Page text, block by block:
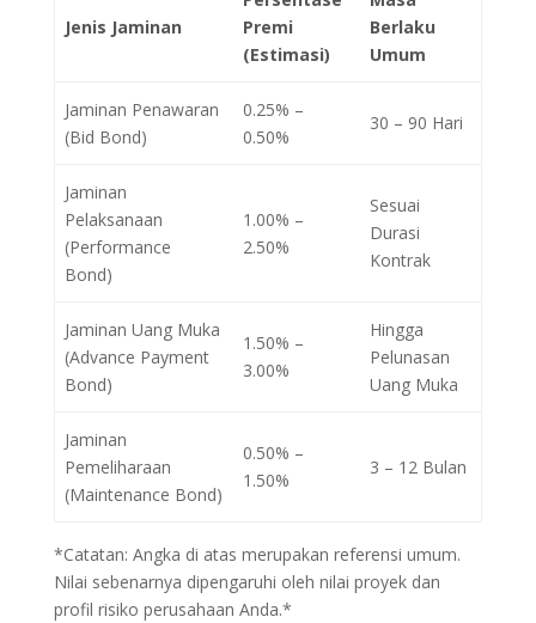
Jenis Jaminan
Premi
(Estimasi)
Berlaku
Umum
Jaminan Penawaran
(Bid Bond)
0.25% –
0.50%
30 – 90 Hari
Jaminan
Pelaksanaan
(Performance
Bond)
1.00% –
2.50%
Sesuai
Durasi
Kontrak
Jaminan Uang Muka
(Advance Payment
Bond)
1.50% –
3.00%
Hingga
Pelunasan
Uang Muka
Jaminan
Pemeliharaan
(Maintenance Bond)
0.50% –
1.50%
3 – 12 Bulan
*Catatan: Angka di atas merupakan referensi umum.
Nilai sebenarnya dipengaruhi oleh nilai proyek dan
profil risiko perusahaan Anda.*